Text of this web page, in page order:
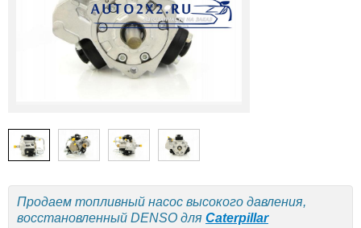
Продаем топливный насос высокого давления,
восстановленный DENSO для Caterpillar